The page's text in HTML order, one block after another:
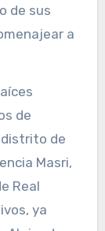
de sus
a
de
distrito de
Masri,
Real
ya